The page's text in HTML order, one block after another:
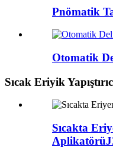
Pnömatik
Otomatik
Sıcak Eriyik
Sıcakta
Aplikatörü